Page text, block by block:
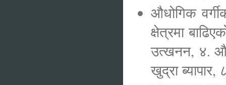
औधोगिक
क्षेत्रमा
उत्खनन, ४.
खुद्रा